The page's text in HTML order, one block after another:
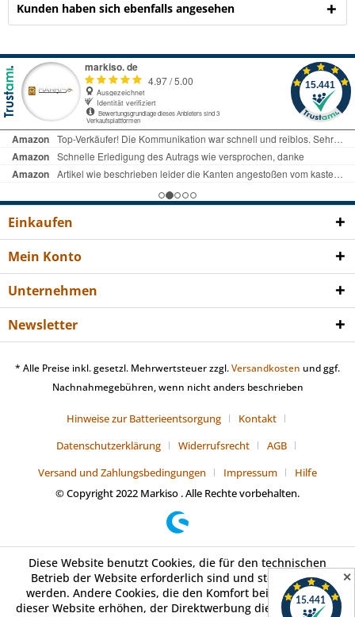
Kunden haben sich ebenfalls angesehen
✕
Einkaufen
Mein Konto
Unternehmen
Newsletter
* Alle Preise inkl. gesetzl. Mehrwertsteuer zzgl.Versandkosten und ggf.
Nachnahmegebühren, wenn nicht anders beschrieben
Hinweise zur Batterieentsorgung
Kontakt
Datenschutzerklärung
Widerrufsrecht
AGB
Versand und Zahlungsbedingungen
Impressum
Hilfe
© Copyright 2022 Markiso . Alle Rechte vorbehalten.
Diese Website benutzt Cookies, die für den technischen
Betrieb der Website erforderlich sind und stets gesetzt
werden. Andere Cookies, die den Komfort bei Benutzung
dieser Website erhöhen, der Direktwerbung dienen oder die